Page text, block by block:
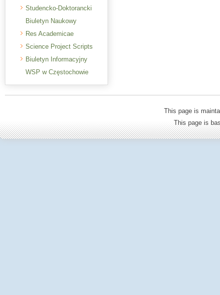
Studencko-Doktorancki
Biuletyn Naukowy
Res Academicae
Science Project Scripts
Biuletyn Informacyjny
WSP w Częstochowie
This page is
This page is